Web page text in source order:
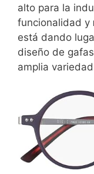
alto para la
funcionalidad y
está dando
diseño de
amplia